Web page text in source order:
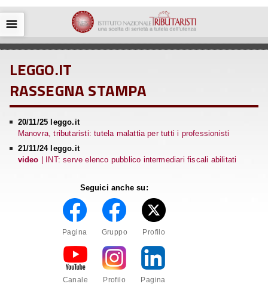
☰
LEGGO.IT
RASSEGNA STAMPA
20/11/25 leggo.it
Manovra, tributaristi: tutela malattia per tutti i professionisti
21/11/24 leggo.it
video | INT: serve elenco pubblico intermediari fiscali abilitati
Seguici anche su:
Pagina Gruppo Profilo
Canale Profilo Pagina